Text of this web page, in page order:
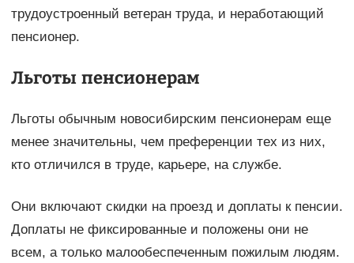
трудоустроенный ветеран труда, и неработающий
пенсионер.
Льготы пенсионерам
Льготы обычным новосибирским пенсионерам еще
менее значительны, чем преференции тех из них,
кто отличился в труде, карьере, на службе.
Они включают скидки на проезд и доплаты к пенсии.
Доплаты не фиксированные и положены они не
всем, а только малообеспеченным пожилым людям.